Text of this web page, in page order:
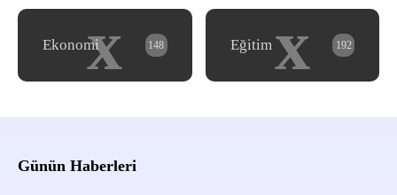
x
Ekonomi 148 x
Eğitim 192
Günün Haberleri